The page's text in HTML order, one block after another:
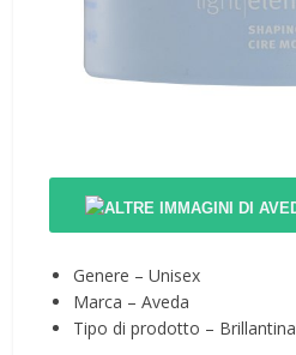
Genere – Unisex
Marca – Aveda
Tipo di prodotto – Brillantina